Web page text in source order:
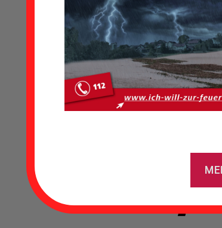
en/
hen/